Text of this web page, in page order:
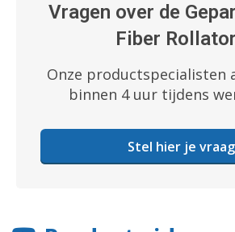
Vragen over de
Fiber
Onze productspecialisten
binnen 4 uur tijdens
Stel hier je vraag